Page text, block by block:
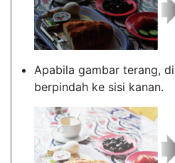
Apabila gambar terang,
berpindah ke sisi kanan.